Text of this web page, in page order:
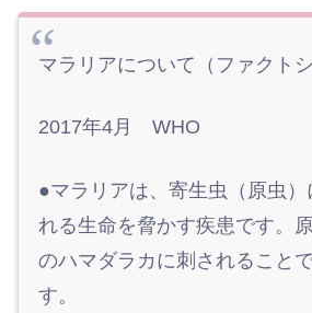
マラリアについて（ファクトシ
2017年4月 WHO
●マラリアは、寄生虫（原虫）
れる生命を脅かす疾患です。
のハマダラカに刺されること
す。